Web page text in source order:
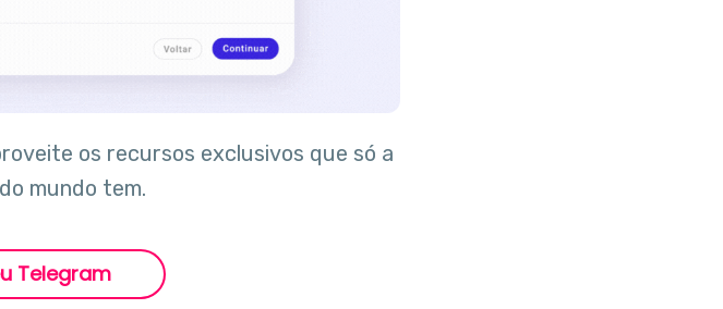
os recursos exclusivos que só a
mundo tem.
Telegram